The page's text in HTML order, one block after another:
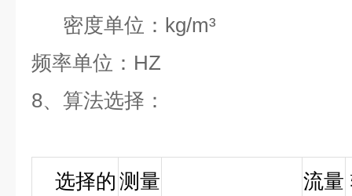
密度单位：kg/m³
频率单位：HZ
8、算法选择：
选择的 测量
流量